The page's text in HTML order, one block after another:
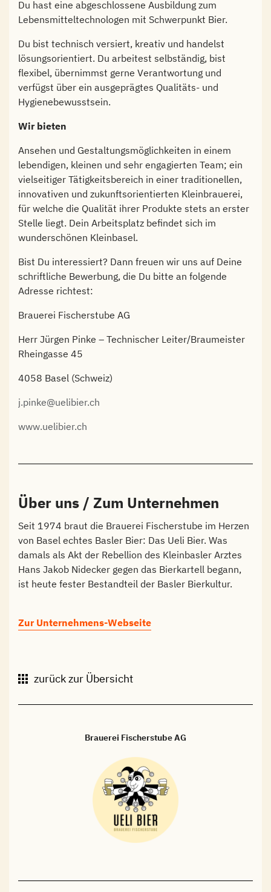
Du hast eine abgeschlossene Ausbildung zum
Lebensmitteltechnologen mit Schwerpunkt Bier.
Du bist technisch versiert, kreativ und handelst
lösungsorientiert. Du arbeitest selbständig, bist
flexibel, übernimmst gerne Verantwortung und
verfügst über ein ausgeprägtes Qualitäts- und
Hygienebewusstsein.
Wir bieten
Ansehen und Gestaltungsmöglichkeiten in einem
lebendigen, kleinen und sehr engagierten Team; ein
vielseitiger Tätigkeitsbereich in einer traditionellen,
innovativen und zukunftsorientierten Kleinbrauerei,
für welche die Qualität ihrer Produkte stets an erster
Stelle liegt. Dein Arbeitsplatz befindet sich im
wunderschönen Kleinbasel.
Bist Du interessiert? Dann freuen wir uns auf Deine
schriftliche Bewerbung, die Du bitte an folgende
Adresse richtest:
Brauerei Fischerstube AG
Herr Jürgen Pinke – Technischer Leiter/Braumeister
Rheingasse 45
4058 Basel (Schweiz)
j.pinke@uelibier.ch
www.uelibier.ch
Über uns / Zum Unternehmen
Seit 1974 braut die Brauerei Fischerstube im Herzen
von Basel echtes Basler Bier: Das Ueli Bier. Was
damals als Akt der Rebellion des Kleinbasler Arztes
Hans Jakob Nidecker gegen das Bierkartell begann,
ist heute fester Bestandteil der Basler Bierkultur.
Zur Unternehmens-Webseite
zurück zur Übersicht
Brauerei Fischerstube AG